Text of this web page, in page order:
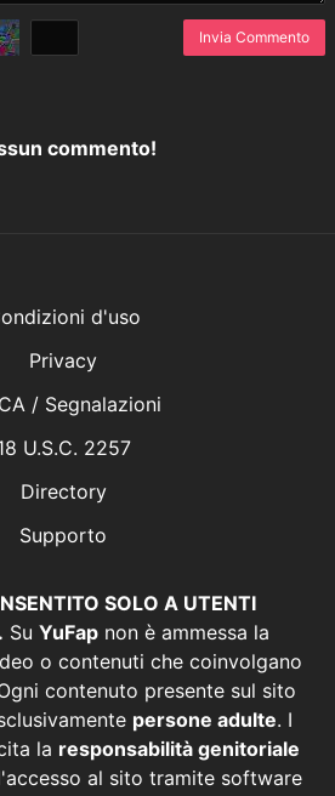
Invia Commento
commento!
d'uso
Privacy
/ Segnalazioni
U.S.C. 2257
Directory
Supporto
SOLO A UTENTI
Su YuFap non è ammessa la
o contenuti che coinvolgano
contenuto presente sul sito
persone adulte. I
la responsabilità genitoriale
al sito tramite software